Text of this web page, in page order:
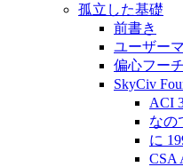
孤立した基礎
前書き
ユーザー
偏心フー
SkyCiv
ACI
なの
に
CSA